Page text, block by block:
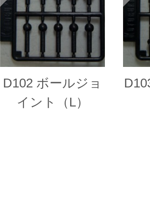
D102 ボールジョ
イント（L）